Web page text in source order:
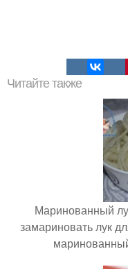
Читайте также
Маринованный
замариновать лук